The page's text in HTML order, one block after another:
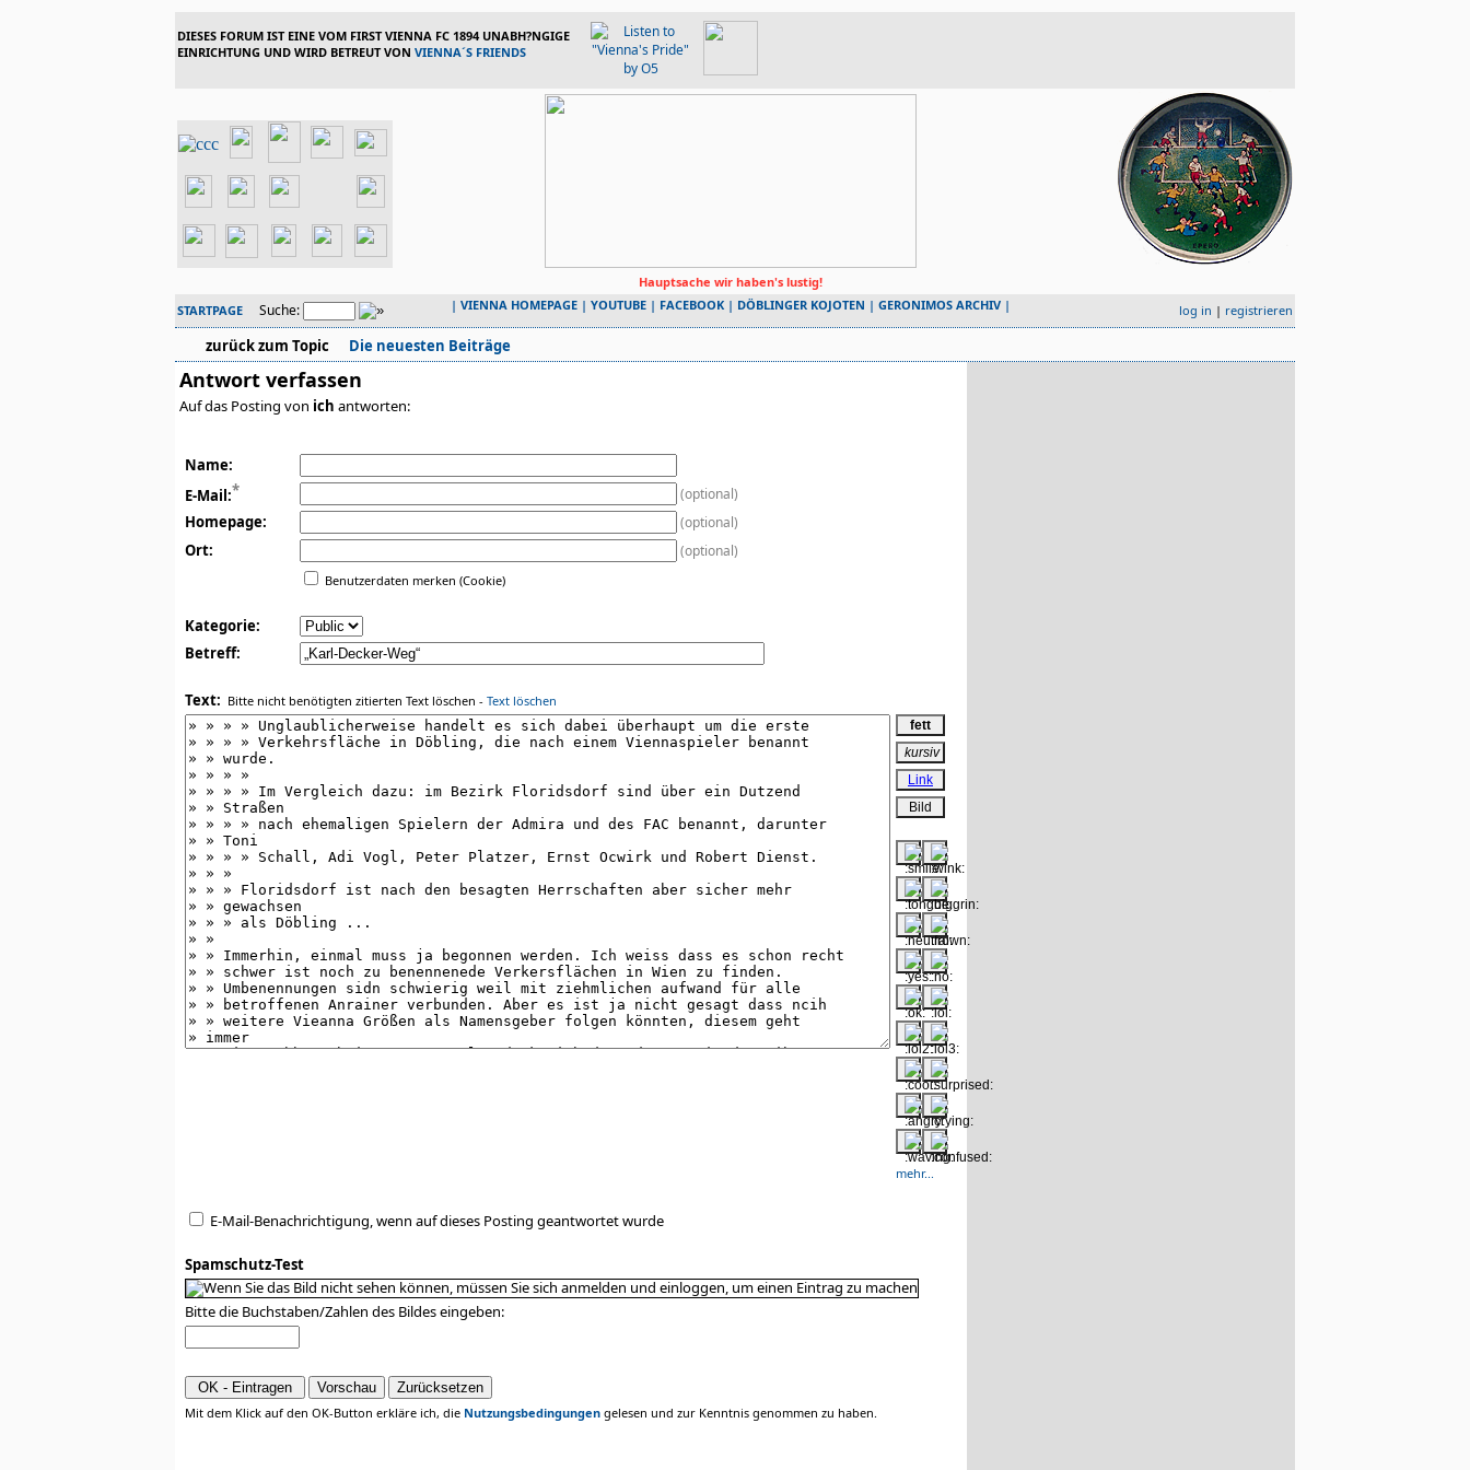
DIESES FORUM IST EINE VOM FIRST VIENNA FC 1894 UNABH?NGIGE
EINRICHTUNG UND WIRD BETREUT VON VIENNA´S FRIENDS
Hauptsache wir haben's lustig!
STARTPAGE
Suche: | VIENNA HOMEPAGE | YOUTUBE | FACEBOOK | DÖBLINGER KOJOTEN | GERONIMOS ARCHIV | log in | registrieren
zurück zum Topic Die neuesten Beiträge
Antwort verfassen
Auf das Posting von ich antworten:
Name:
E-Mail:* (optional)
Homepage: (optional)
Ort: (optional)
Benutzerdaten merken (Cookie)
Kategorie:
Betreff:
Text: Bitte nicht benötigten zitierten Text löschen - Text löschen
mehr...
E-Mail-Benachrichtigung, wenn auf dieses Posting geantwortet wurde
Spamschutz-Test
Bitte die Buchstaben/Zahlen des Bildes eingeben:
Mit dem Klick auf den OK-Button erkläre ich, die Nutzungsbedingungen gelesen und zur Kenntnis genommen zu haben.